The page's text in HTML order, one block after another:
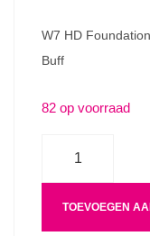
W7 HD
Buff
82 op voorraad
TOEVOEGEN